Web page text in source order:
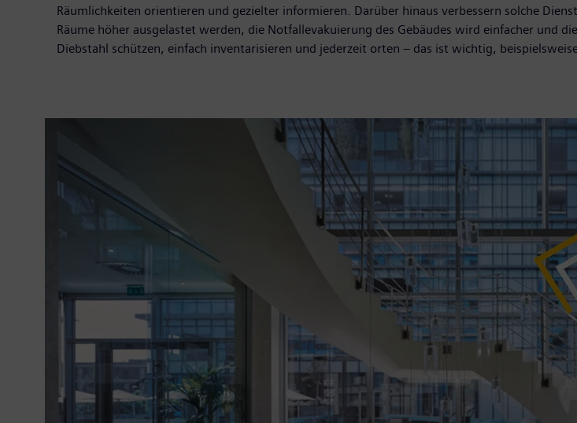
Räumlichkeiten orientieren und gezielter informieren. Darüber hinaus verbessern solche
Räume höher ausgelastet werden, die Notfallevakuierung des Gebäudes wird einfacher und
Diebstahl schützen, einfach inventarisieren und jederzeit orten – das ist wichtig,